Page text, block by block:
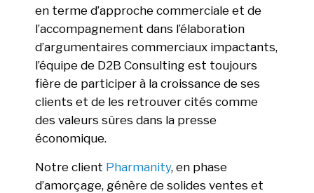
en terme d’approche commerciale et de
l’accompagnement dans l’élaboration
d’argumentaires commerciaux impactants,
l’équipe de D2B Consulting est toujours
fière de participer à la croissance de ses
clients et de les retrouver cités comme
des valeurs sûres dans la presse
économique.
Notre client Pharmanity, en phase
d’amorçage, génère de solides ventes et